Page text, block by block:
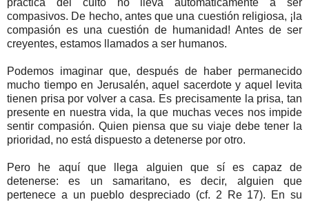
práctica del culto no lleva automáticamente a ser
compasivos. De hecho, antes que una cuestión religiosa, ¡la
compasión es una cuestión de humanidad! Antes de ser
creyentes, estamos llamados a ser humanos.
Podemos imaginar que, después de haber permanecido
mucho tiempo en Jerusalén, aquel sacerdote y aquel levita
tienen prisa por volver a casa. Es precisamente la prisa, tan
presente en nuestra vida, la que muchas veces nos impide
sentir compasión. Quien piensa que su viaje debe tener la
prioridad, no está dispuesto a detenerse por otro.
Pero he aquí que llega alguien que sí es capaz de
detenerse: es un samaritano, es decir, alguien que
pertenece a un pueblo despreciado (cf. 2 Re 17). En su